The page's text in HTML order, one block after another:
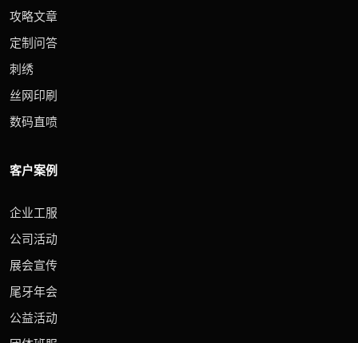
攻略文章
定制问答
刺绣
丝网印刷
数码直喷
客户案例
企业工服
公司活动
展会宣传
尾牙年会
公益活动